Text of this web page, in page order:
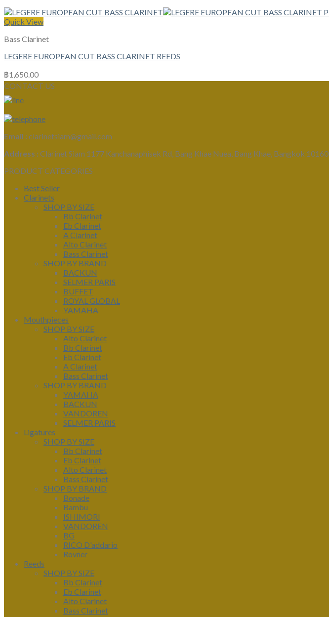
Quick View
Bass Clarinet
LEGERE EUROPEAN CUT BASS CLARINET REEDS
฿1,650.00
CONTACT US
Email : clarinetsiam@gmail.com
Address : Clarinet Siam 1177 Kanchanaphisek Rd, Bang Khae Nuea, Bang Khae, Bangkok 10160
PRODUCT CATEGORIES
Best Seller
Clarinets
SHOP BY SIZE
Bb Clarinet
Eb Clarinet
A Clarinet
Alto Clarinet
Bass Clarinet
SHOP BY BRAND
BACKUN
SELMER PARIS
BUFFET
ROYAL GLOBAL
YAMAHA
Mouthpieces
SHOP BY SIZE
Alto Clarinet
Bb Clarinet
Eb Clarinet
A Clarinet
Bass Clarinet
SHOP BY BRAND
YAMAHA
BACKUN
VANDOREN
SELMER PARIS
Ligatures
SHOP BY SIZE
Bb Clarinet
Eb Clarinet
Alto Clarinet
Bass Clarinet
SHOP BY BRAND
Bonade
Bambu
ISHIMORI
VANDOREN
BG
RICO D'addario
Rovner
Reeds
SHOP BY SIZE
Bb Clarinet
Eb Clarinet
Alto Clarinet
Bass Clarinet